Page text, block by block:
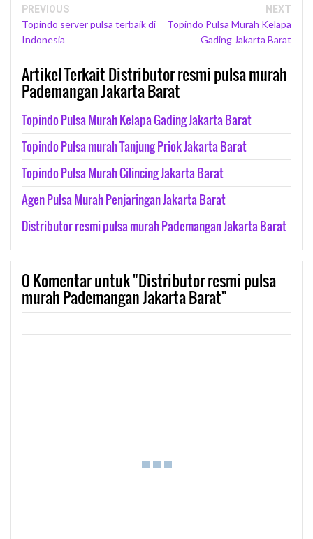
PREVIOUS
Topindo server pulsa terbaik di
Indonesia
NEXT
Topindo Pulsa Murah Kelapa
Gading Jakarta Barat
Artikel Terkait Distributor resmi pulsa murah
Pademangan Jakarta Barat
Topindo Pulsa Murah Kelapa Gading Jakarta Barat
Topindo Pulsa murah Tanjung Priok Jakarta Barat
Topindo Pulsa Murah Cilincing Jakarta Barat
Agen Pulsa Murah Penjaringan Jakarta Barat
Distributor resmi pulsa murah Pademangan Jakarta Barat
0Komentar untuk "Distributor resmi pulsa
murah Pademangan Jakarta Barat"